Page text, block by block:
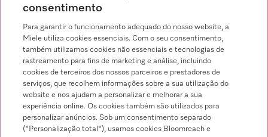
Chamada para a rede fixa, de acordo com o seu tarifário, em Portugal e em
Pesquisa de distribuidores
consentimento
Para garantir o funcionamento adequado do nosso website, a
Miele utiliza cookies essenciais. Com o seu consentimento,
também utilizamos cookies não essenciais e tecnologias de
rastreamento para fins de marketing e análise, incluindo
cookies de terceiros dos nossos parceiros e prestadores de
serviços, que recolhem informações sobre a sua utilização do
website e nos ajudam a personalizar e melhorar a sua
experiência online. Os cookies também são utilizados para
personalizar anúncios. Sob um consentimento separado
("Personalização total"), usamos cookies Bloomreach e